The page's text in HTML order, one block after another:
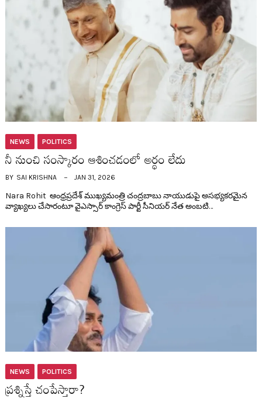
NEWS POLITICS
నీ నుంచి సంస్కారం ఆశించ‌డంలో అర్థం లేదు
BY SAI KRISHNA JAN 31, 2026
Nara Rohit ఆంధ్ర‌ప్ర‌దేశ్ ముఖ్య‌మంత్రి చంద్ర‌బాబు నాయుడుపై అస‌భ్య‌క‌ర‌మైన
వ్యాఖ్య‌లు చేసారంటూ వైఎస్సార్ కాంగ్రెస్ పార్టీ సీనియ‌ర్ నేత అంబ‌టి…
NEWS POLITICS
ప్ర‌శ్నిస్తే చంపేస్తారా?